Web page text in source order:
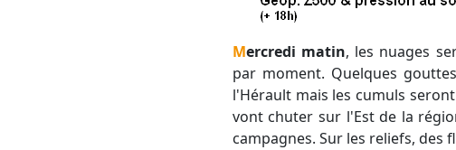
Mercredi matin, les nuages
par moment. Quelques
l'Hérault mais les cumuls
vont chuter sur l'Est de la
campagnes. Sur les reliefs, des